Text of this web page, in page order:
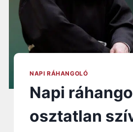
NAPI RÁHANGOLÓ
Napi
osztatlan